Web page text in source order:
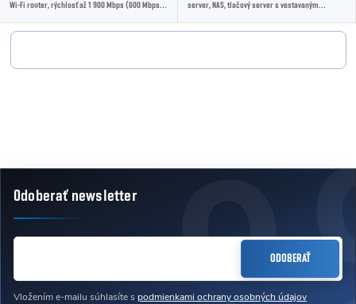
Wi-Fi router, rýchlosť až 1 900 Mbps (600 Mbps
server, NAS, tlačový server s vestavaným
sledovanie...
Zápätie
Odoberať newsletter
Vložením e-mailu súhlasíte s podmienkami ochrany osobných údajov
ODOBERAŤ